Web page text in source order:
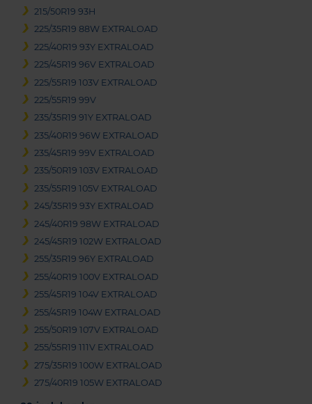
215/50R19 93H
225/35R19 88W EXTRALOAD
225/40R19 93Y EXTRALOAD
225/45R19 96V EXTRALOAD
225/55R19 103V EXTRALOAD
225/55R19 99V
235/35R19 91Y EXTRALOAD
235/40R19 96W EXTRALOAD
235/45R19 99V EXTRALOAD
235/50R19 103V EXTRALOAD
235/55R19 105V EXTRALOAD
245/35R19 93Y EXTRALOAD
245/40R19 98W EXTRALOAD
245/45R19 102W EXTRALOAD
255/35R19 96Y EXTRALOAD
255/40R19 100V EXTRALOAD
255/45R19 104V EXTRALOAD
255/45R19 104W EXTRALOAD
255/50R19 107V EXTRALOAD
255/55R19 111V EXTRALOAD
275/35R19 100W EXTRALOAD
275/40R19 105W EXTRALOAD